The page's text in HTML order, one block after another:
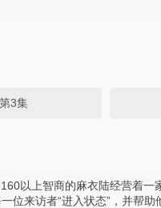
第3集
以上智商的麻衣陆经营着
来访者“进入状态”，并帮助